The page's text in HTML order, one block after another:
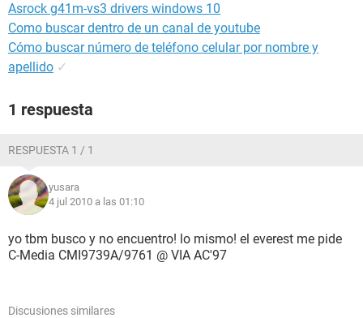
Asrock g41m-vs3 drivers windows 10
Como buscar dentro de un canal de youtube
Cómo buscar número de teléfono celular por nombre y
apellido ✓
1 respuesta
RESPUESTA 1 / 1
yusara
4 jul 2010 a las 01:10
yo tbm busco y no encuentro! lo mismo! el everest me pide
C-Media CMI9739A/9761 @ VIA AC'97
Discusiones similares